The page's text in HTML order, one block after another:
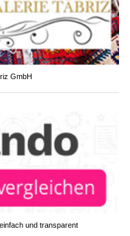
GmbH
und transparent